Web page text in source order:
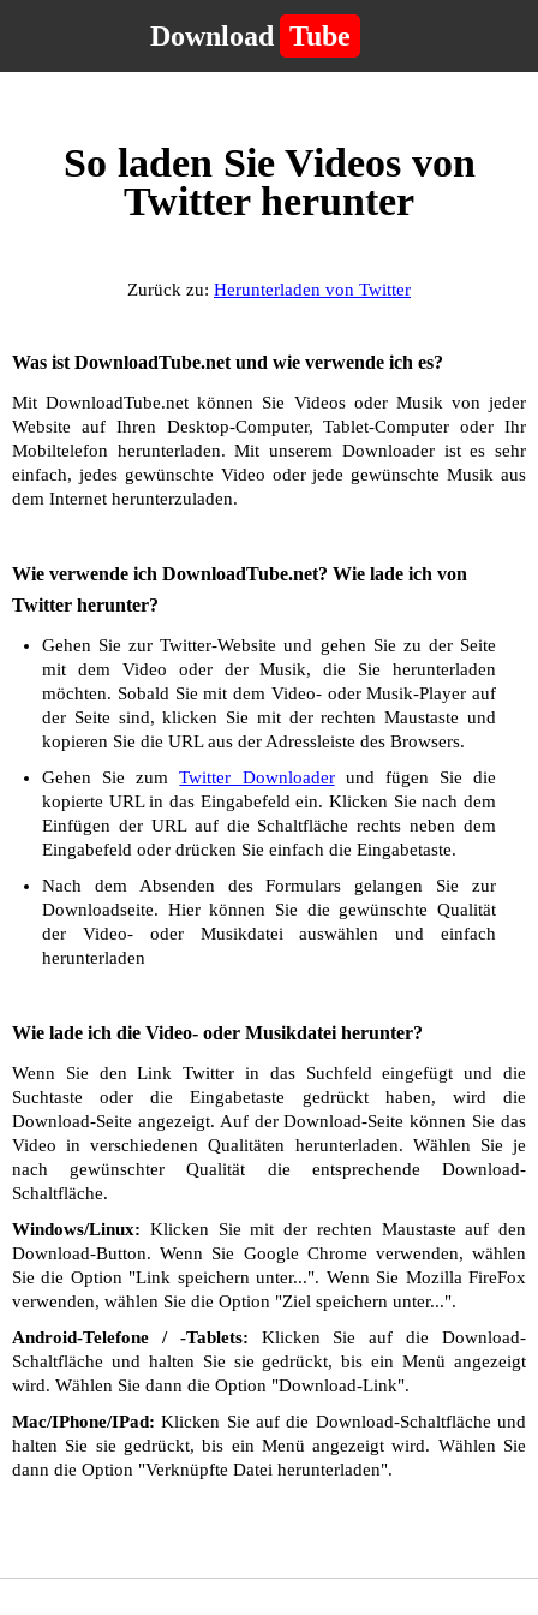
Download Tube
So laden Sie Videos von
Twitter herunter
Zurück zu: Herunterladen von Twitter
Was ist DownloadTube.net und wie verwende ich es?
Mit DownloadTube.net können Sie Videos oder Musik von jeder
Website auf Ihren Desktop-Computer, Tablet-Computer oder Ihr
Mobiltelefon herunterladen. Mit unserem Downloader ist es sehr
einfach, jedes gewünschte Video oder jede gewünschte Musik aus
dem Internet herunterzuladen.
Wie verwende ich DownloadTube.net? Wie lade ich von
Twitter herunter?
Gehen Sie zur Twitter-Website und gehen Sie zu der Seite
mit dem Video oder der Musik, die Sie herunterladen
möchten. Sobald Sie mit dem Video- oder Musik-Player auf
der Seite sind, klicken Sie mit der rechten Maustaste und
kopieren Sie die URL aus der Adressleiste des Browsers.
Gehen Sie zumTwitter Downloaderund fügen Sie die
kopierte URL in das Eingabefeld ein. Klicken Sie nach dem
Einfügen der URL auf die Schaltfläche rechts neben dem
Eingabefeld oder drücken Sie einfach die Eingabetaste.
Nach dem Absenden des Formulars gelangen Sie zur
Downloadseite. Hier können Sie die gewünschte Qualität
der Video- oder Musikdatei auswählen und einfach
herunterladen
Wie lade ich die Video- oder Musikdatei herunter?
Wenn Sie den Link Twitter in das Suchfeld eingefügt und die
Suchtaste oder die Eingabetaste gedrückt haben, wird die
Download-Seite angezeigt. Auf der Download-Seite können Sie das
Video in verschiedenen Qualitäten herunterladen. Wählen Sie je
nach gewünschter Qualität die entsprechende Download-
Schaltfläche.
Windows/Linux: Klicken Sie mit der rechten Maustaste auf den
Download-Button. Wenn Sie Google Chrome verwenden, wählen
Sie die Option "Link speichern unter...". Wenn Sie Mozilla FireFox
verwenden, wählen Sie die Option "Ziel speichern unter...".
Android-Telefone / -Tablets: Klicken Sie auf die Download-
Schaltfläche und halten Sie sie gedrückt, bis ein Menü angezeigt
wird. Wählen Sie dann die Option "Download-Link".
Mac/IPhone/IPad: Klicken Sie auf die Download-Schaltfläche und
halten Sie sie gedrückt, bis ein Menü angezeigt wird. Wählen Sie
dann die Option "Verknüpfte Datei herunterladen".